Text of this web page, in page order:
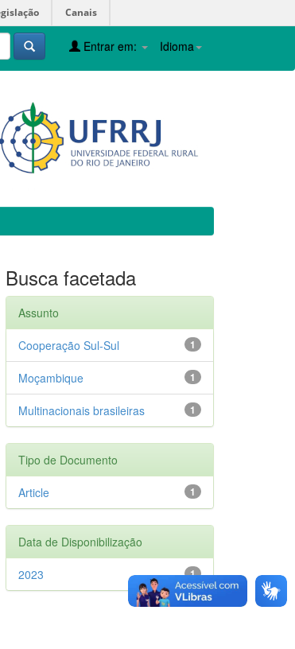
Canais
Idioma
Entrar em:
Busca facetada
Assunto
1
Cooperação Sul-Sul
1
Moçambique
1
Multinacionais brasileiras
Tipo de Documento
1
Article
Data de Disponibilização
1
2023